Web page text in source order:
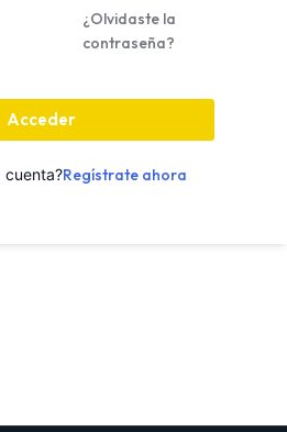
¿Olvidaste la
contraseña?
Acceder
cuenta?Regístrate ahora